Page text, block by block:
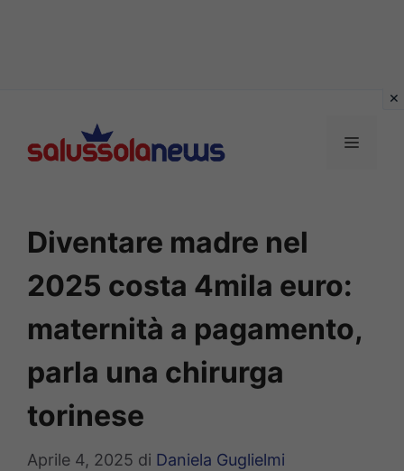
contenuto
MENU
Diventare madre nel
2025 costa 4mila euro:
maternità a pagamento,
parla una chirurga
torinese
Aprile 4, 2025 di Daniela Guglielmi